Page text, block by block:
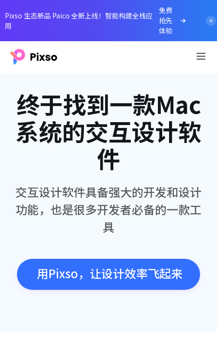
Pixso 生态新品 Paico 全新上线！智能构建全栈应
用
免费
抢先
体验
终于找到一款Mac
系统的交互设计软
件
交互设计软件具备强大的开发和设计
功能，也是很多开发者必备的一款工
具
用Pixso，让设计效率飞起来